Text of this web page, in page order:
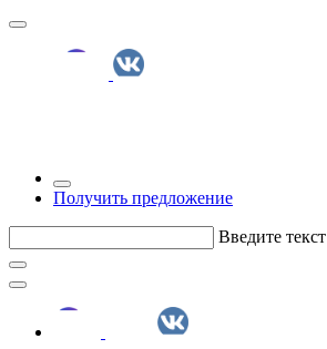
Получить предложение
Введите текст